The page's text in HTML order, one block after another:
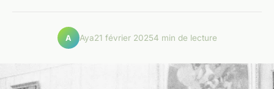
A Aya21 février 20254 min de lecture